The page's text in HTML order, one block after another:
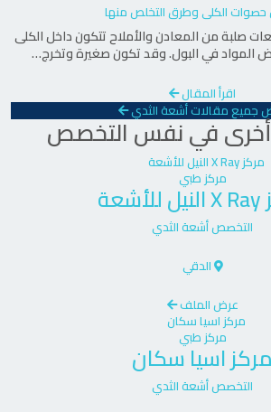
فحوصات تخصصية مثل:
العظمية لتشخيص الأمراض
لمتابعة علاج الأورام.
لكوظ للأشعة
للأشعة بالعديد من المميزات التي
في تقديم خدمات الأشعة
الطبية.
حصوات الكلى وطرق التخلص منها
صلبة من المعادن والأملاح تتكون داخل الكلى
المواد في البول. وقد تكون صغيرة وتخرج…
اقرأ المقال
جميع مقالات أشعة الثدي
أخرى في نفس التخصص
مركز طبي
X Ray النيل للأشعة
التخصصأشعة الثدي
الدقي
عرض الملف
مركز طبي
مركزاسيا سكان
التخصصأشعة الثدي